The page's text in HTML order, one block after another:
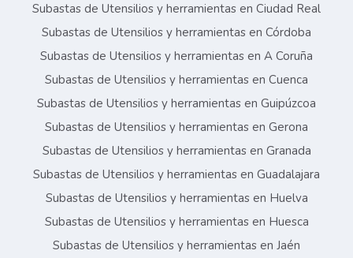
Subastas de Utensilios y herramientas en Ciudad Real
Subastas de Utensilios y herramientas en Córdoba
Subastas de Utensilios y herramientas en A Coruña
Subastas de Utensilios y herramientas en Cuenca
Subastas de Utensilios y herramientas en Guipúzcoa
Subastas de Utensilios y herramientas en Gerona
Subastas de Utensilios y herramientas en Granada
Subastas de Utensilios y herramientas en Guadalajara
Subastas de Utensilios y herramientas en Huelva
Subastas de Utensilios y herramientas en Huesca
Subastas de Utensilios y herramientas en Jaén